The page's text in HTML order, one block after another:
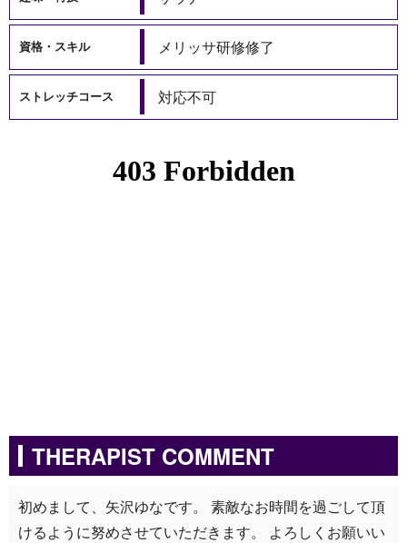
資格・スキル メリッサ研修修了
ストレッチコース 対応不可
THERAPIST COMMENT
初めまして、矢沢ゆなです。 素敵なお時間を過ごして頂
けるように努めさせていただきます。 よろしくお願いい